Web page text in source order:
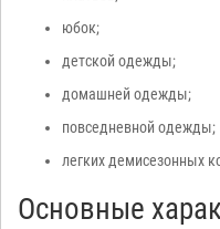
юбок;
детской одежды;
домашней одежды;
повседневной одежды;
легких демисезонных
Основные